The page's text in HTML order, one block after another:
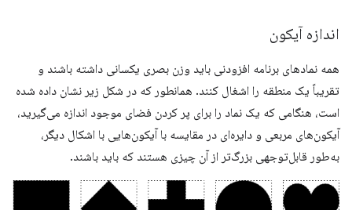
اندازه آیکون
همه نمادهای برنامه افزودنی باید وزن بصری یکسانی داشته باشند و
تقریباً یک منطقه را اشغال کنند. همانطور که در شکل زیر نشان داده شده
است، هنگامی که یک نماد را برای پر کردن فضای موجود اندازه می‌گیرید،
آیکون‌های مربعی و دایره‌ای در مقایسه با آیکون‌هایی با اشکال دیگر،
به‌طور قابل‌توجهی بزرگ‌تر از آن چیزی هستند که باید باشند.